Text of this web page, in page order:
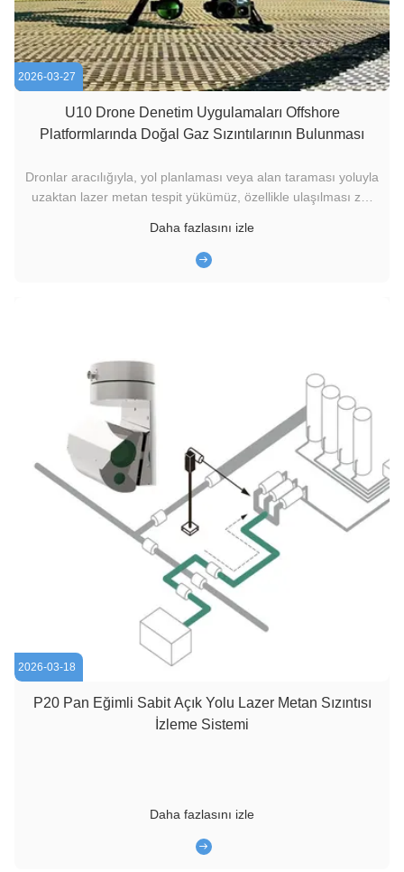
2026-03-27
U10 Drone Denetim Uygulamaları Offshore
Platformlarında Doğal Gaz Sızıntılarının Bulunması
Dronlar aracılığıyla, yol planlaması veya alan taraması yoluyla
uzaktan lazer metan tespit yükümüz, özellikle ulaşılması zor
tespit edebilir. U10, boru hattı sızıntı tespiti için verimli bir
çözüm sunar ve Chevron gibi şirketler taraf...
Daha fazlasını izle
2026-03-18
P20 Pan Eğimli Sabit Açık Yolu Lazer Metan Sızıntısı
İzleme Sistemi
Daha fazlasını izle